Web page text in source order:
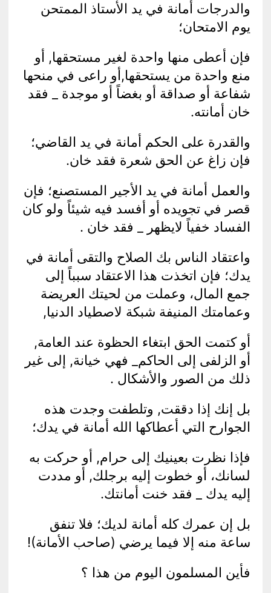
والدرجات أمانة في يد الأستاذ الممتحن
يوم الامتحان؛
فإن أعطى منها واحدة لغير مستحقها, أو
منع واحدة من يستحقها,أو راعى في منحها
شفاعة أو صداقة أو بغضاً أو موجدة _ فقد
خان أمانته.
والقدرة على الحكم أمانة في يد القاضي؛
فإن زاغ عن الحق شعرة فقد خان.
والعمل أمانة في يد الأجير المستصنع؛ فإن
قصر في تجويده أو أفسد فيه شيئاً ولو كان
الفساد خفياً لايظهر _ فقد خان .
واعتقاد الناس بك الصلاح والتقى أمانة في
يدك؛ فإن اتخذت هذا الاعتقاد سبباً إلى
جمع المال، وعملت من لحيتك العريضة
وعمامتك المنيفة شبكة لاصطياد الدنيا,
أو كتمت الحق ابتغاء الحظوة عند العامة,
أو الزلفى إلى الحاكم_ فهي خيانة, إلى غير
ذلك من الصور والأشكال .
بل إنك إذا دققت, وتلطفت وجدت هذه
الجوارح التي أعطاكها الله أمانة في يدك؛
فإذا نظرت بعينيك إلى حرام, أو حركت به
لسانك، أو خطوت إليه برجلك, أو مددت
إليه يدك _ فقد خنت أمانتك.
بل إن عمرك كله أمانة لديك؛ فلا تنفق
ساعة منه إلا فيما يرضي (صاحب الأمانة)!
فأين المسلمون اليوم من هذا ؟